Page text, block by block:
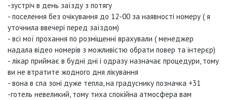
-зустріч в день заїзду з потягу
- поселення без очікування до 12-00 за наявності номеру ( я
уточнила ввечері перед заїздом)
- всі мої прохання по розміщенні врахували ( менеджер
надала відео номерів з можливістю обрати повер та інтерєр)
- лікар приймає в будні дні і одразу назначає процедури, тому
ви не втратите жодного дня лікування
- вона в спа зоні дуже тепла, на градуснику позначка +31
-готель невеликий, тому тиха спокійна атмосфера вам